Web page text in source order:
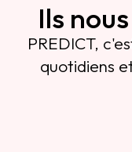
Ils
PREDICT,
quotidiens